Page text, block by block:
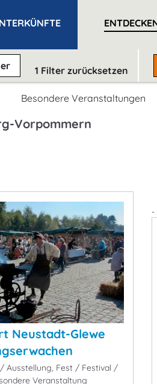
1 Filter zurücksetzen
Besondere Veranstaltungen
Vorpommern
Neustadt-Glewe
Ausstellung, Fest / Festival /
Veranstaltung
-